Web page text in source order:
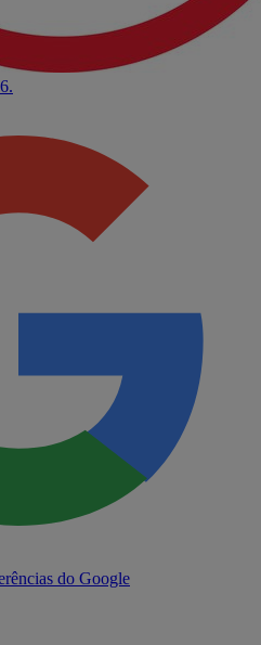
do Google